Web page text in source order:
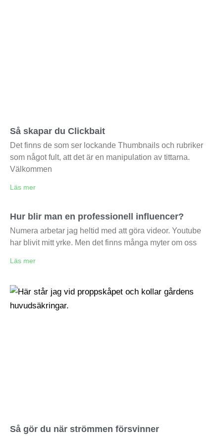
Så skapar du Clickbait
Det finns de som ser lockande Thumbnails och rubriker
som något fult, att det är en manipulation av tittarna.
Välkommen
Läs mer
Hur blir man en professionell influencer?
Numera arbetar jag heltid med att göra videor. Youtube
har blivit mitt yrke. Men det finns många myter om oss
Läs mer
Så gör du när strömmen försvinner